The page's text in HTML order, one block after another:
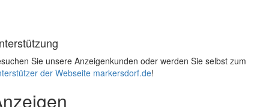
Sie unsere Anzeigenkunden oder werden Sie selbst zum
der Webseite markersdorf.de!